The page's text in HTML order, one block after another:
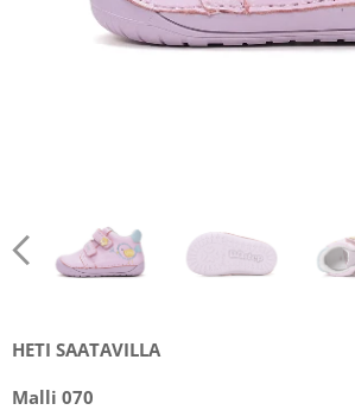
HETI SAATAVILLA
Malli 070